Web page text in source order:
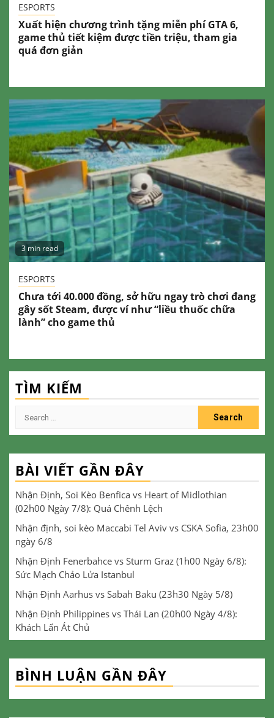
ESPORTS
Xuất hiện chương trình tặng miễn phí GTA 6,
game thủ tiết kiệm được tiền triệu, tham gia
quá đơn giản
3 min read
ESPORTS
Chưa tới 40.000 đồng, sở hữu ngay trò chơi đang
gây sốt Steam, được ví như “liều thuốc chữa
lành” cho game thủ
TÌM KIẾM
Search
BÀI VIẾT GẦN ĐÂY
Nhận Định, Soi Kèo Benfica vs Heart of Midlothian
(02h00 Ngày 7/8): Quá Chênh Lệch
Nhận định, soi kèo Maccabi Tel Aviv vs CSKA Sofia, 23h00
ngày 6/8
Nhận Định Fenerbahce vs Sturm Graz (1h00 Ngày 6/8):
Sức Mạch Chảo Lửa Istanbul
Nhận Định Aarhus vs Sabah Baku (23h30 Ngày 5/8)
Nhận Định Philippines vs Thái Lan (20h00 Ngày 4/8):
Khách Lấn Át Chủ
BÌNH LUẬN GẦN ĐÂY